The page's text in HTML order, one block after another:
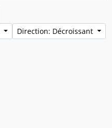
Direction: Décroissant